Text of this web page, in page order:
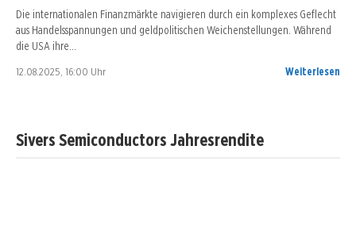
Die internationalen Finanzmärkte navigieren durch ein komplexes Geflecht
aus Handelsspannungen und geldpolitischen Weichenstellungen. Während
die USA ihre…
12.08.2025, 16:00 Uhr Weiterlesen
Sivers Semiconductors Jahresrendite